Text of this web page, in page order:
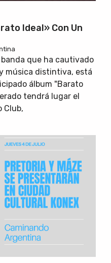
Ideal» Con Un
banda que ha cautivado
música distintiva, está
álbum "Barato
tendrá lugar el
Club,